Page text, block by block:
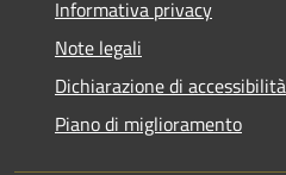
Informativa privacy
Note legali
Dichiarazione di accessibilità
Piano di miglioramento